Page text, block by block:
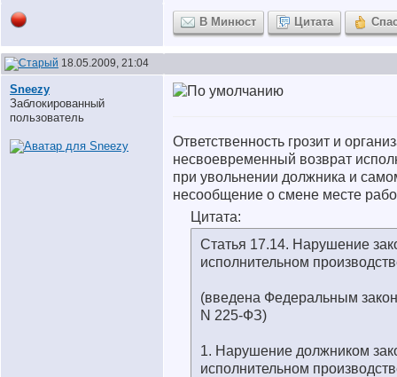
В Минюст Цитата
18.05.2009, 21:04
Sneezy
Заблокированный
пользователь
Ответственность грозит и
несвоевременный возврат
при увольнении должника и
несообщение о смене месте
Цитата:
Статья 17.14. Нарушение
исполнительном
(введена Федеральным
N 225-ФЗ)
1. Нарушение должником
исполнительном